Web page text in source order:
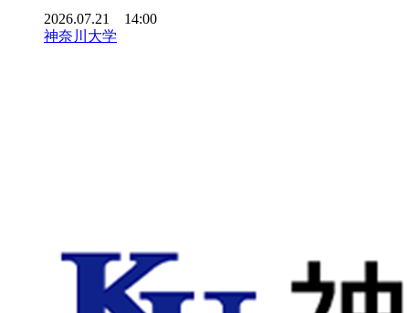
2026.07.21 14:00
神奈川大学